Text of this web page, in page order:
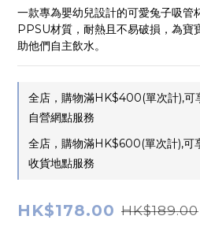
一款專為嬰幼兒設計的可愛兔子吸管
PPSU材質，耐熱且不易破損，為寶
助他們自主飲水。
全店，購物滿HK$400(單次計),可
自營網點服務
全店，購物滿HK$600(單次計),可
收貨地點服務
HK$178.00 HK$189.00